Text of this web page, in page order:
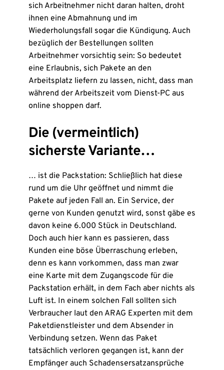
sich Arbeitnehmer nicht daran halten, droht
ihnen eine Abmahnung und im
Wiederholungsfall sogar die Kündigung. Auch
bezüglich der Bestellungen sollten
Arbeitnehmer vorsichtig sein: So bedeutet
eine Erlaubnis, sich Pakete an den
Arbeitsplatz liefern zu lassen, nicht, dass man
während der Arbeitszeit vom Dienst-PC aus
online shoppen darf.
Die (vermeintlich)
sicherste Variante…
… ist die Packstation: Schließlich hat diese
rund um die Uhr geöffnet und nimmt die
Pakete auf jeden Fall an. Ein Service, der
gerne von Kunden genutzt wird, sonst gäbe es
davon keine 6.000 Stück in Deutschland.
Doch auch hier kann es passieren, dass
Kunden eine böse Überraschung erleben,
denn es kann vorkommen, dass man zwar
eine Karte mit dem Zugangscode für die
Packstation erhält, in dem Fach aber nichts als
Luft ist. In einem solchen Fall sollten sich
Verbraucher laut den ARAG Experten mit dem
Paketdienstleister und dem Absender in
Verbindung setzen. Wenn das Paket
tatsächlich verloren gegangen ist, kann der
Empfänger auch Schadensersatzansprüche